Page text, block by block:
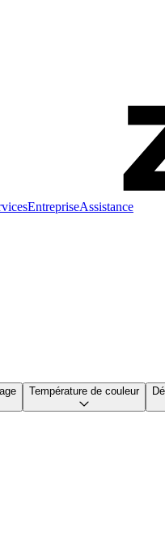
EntrepriseAssistance
Température de couleur